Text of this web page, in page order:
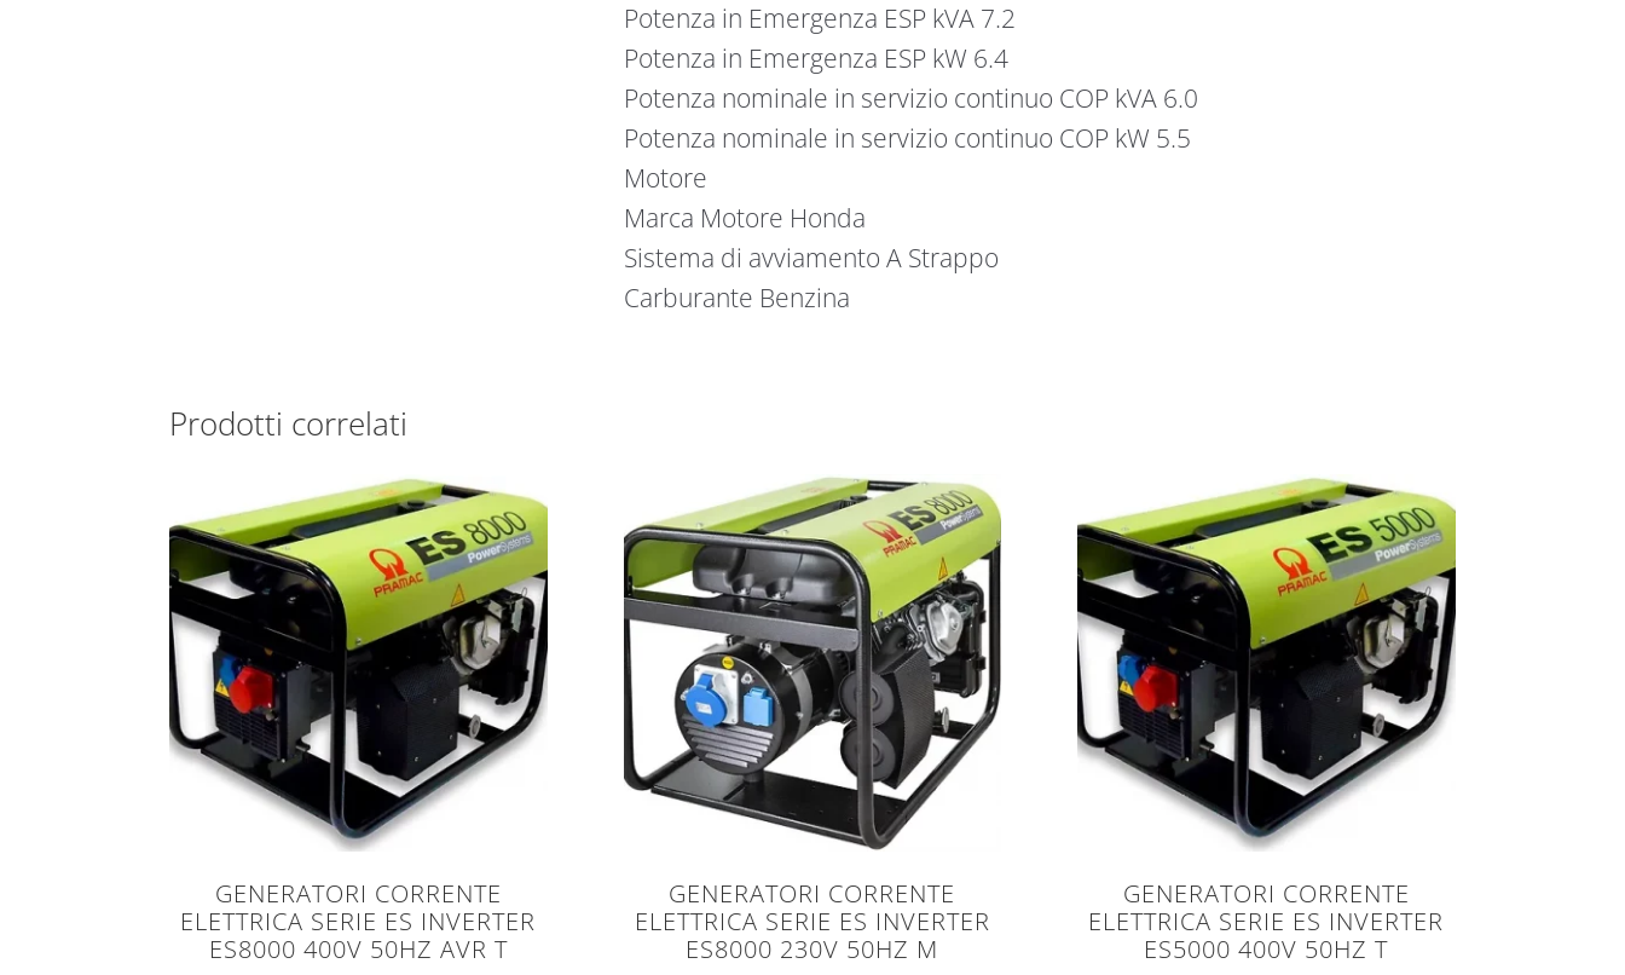
Potenza in Emergenza ESP kVA 7.2
Potenza in Emergenza ESP kW 6.4
Potenza nominale in servizio continuo COP kVA 6.0
Potenza nominale in servizio continuo COP kW 5.5
Motore
Marca Motore Honda
Sistema di avviamento A Strappo
Carburante Benzina
Prodotti correlati
GENERATORI CORRENTE
ELETTRICA SERIE ES INVERTER
ES8000 400V 50HZ AVR T
GENERATORI CORRENTE
ELETTRICA SERIE ES INVERTER
ES8000 230V 50HZ M
GENERATORI CORRENTE
ELETTRICA SERIE ES INVERTER
ES5000 400V 50HZ T